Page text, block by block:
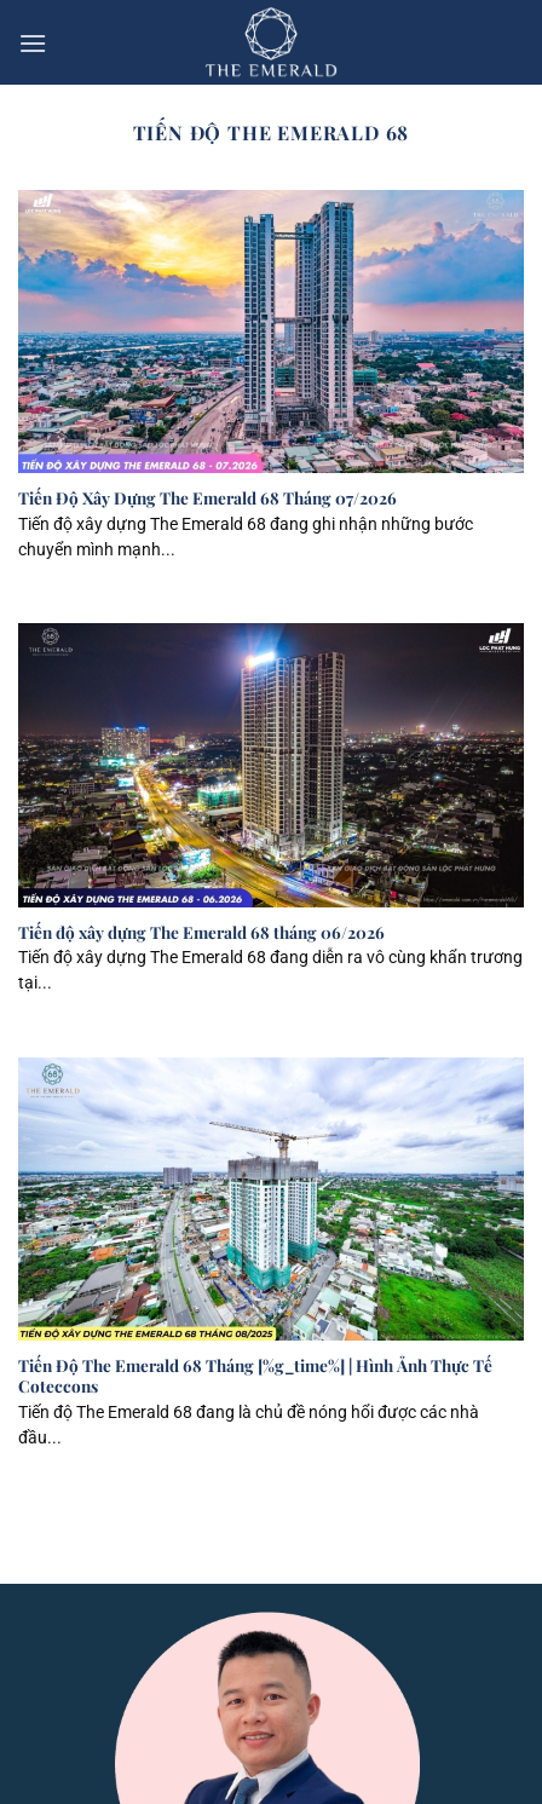
qua
TIẾN ĐỘ THE EMERALD 68
Tiến Độ Xây Dựng The Emerald 68 Tháng 07/2026
Tiến độ xây dựng The Emerald 68 đang ghi nhận những bước
chuyển mình mạnh...
Tiến độ xây dựng The Emerald 68 tháng 06/2026
Tiến độ xây dựng The Emerald 68 đang diễn ra vô cùng khẩn trương
tại...
Tiến Độ The Emerald 68 Tháng [%g_time%] | Hình Ảnh Thực Tế
Coteccons
Tiến độ The Emerald 68 đang là chủ đề nóng hổi được các nhà
đầu...